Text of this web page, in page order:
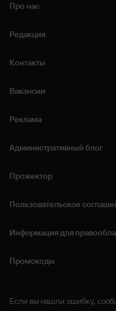
Про нас
Редакция
Контакты
Вакансии
Реклама
Административный блог
Прожектор
Пользовательское
Информация для
Промокоды
Если вы нашли ошибку,